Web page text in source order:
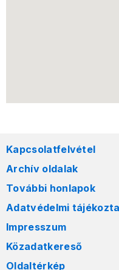
Kapcsolatfelvétel
Archív oldalak
További honlapok
Adatvédelmi
Impresszum
Közadatkereső
Oldaltérkép